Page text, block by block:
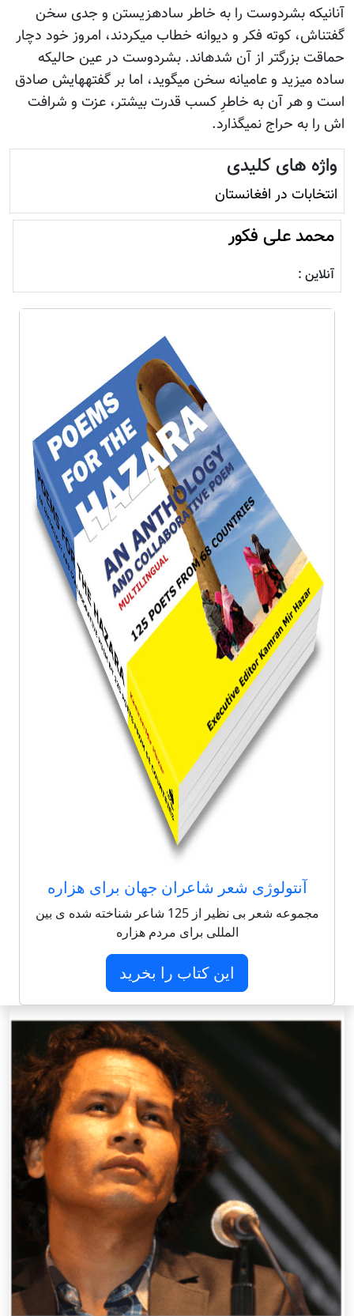
آنانی‎که بشردوست را به خاطر ساده‎زیستن و جدی سخن
گفتن‎اش، کوته فکر و دیوانه خطاب می‎کردند، امروز خود دچار
حماقت بزرگتر از آن شده‎اند. بشردوست در عین حالی‎که
ساده می‎زید و عامیانه سخن می‎گوید، اما بر گفته‎هایش صادق
است و هر آن به خاطرِ کسب قدرت بیشتر، عزت و شرافت
اش را به حراج نمی‎گذارد.
واژه های کلیدی
انتخابات در افغانستان
محمد علی فکور
آنلاین :
آنتولوژی شعر شاعران جهان برای هزاره
مجموعه شعر بی نظیر از 125 شاعر شناخته شده ی بین
المللی برای مردم هزاره
این کتاب را بخرید